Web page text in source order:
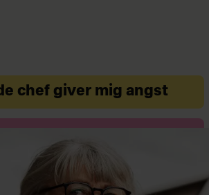
chef giver mig angst